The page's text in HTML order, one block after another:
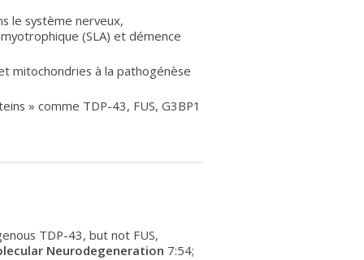
le système nerveux,
(SLA) et démence
mitochondries à la pathogénèse
» comme TDP-43, FUS, G3BP1
TDP-43, but not FUS,
Neurodegeneration 7:54;